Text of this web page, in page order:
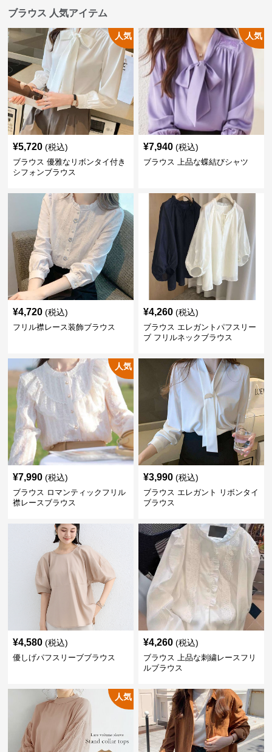
ブラウス 人気アイテム
人気
¥5,720 (税込)
ブラウス 優雅なリボンタイ付き
シフォンブラウス
人気
¥7,940 (税込)
ブラウス 上品な蝶結びシャツ
¥4,720 (税込)
フリル襟レース装飾ブラウス
¥4,260 (税込)
ブラウス エレガントパフスリー
ブ フリルネックブラウス
人気
¥7,990 (税込)
ブラウス ロマンティックフリル
襟レースブラウス
¥3,990 (税込)
ブラウス エレガント リボンタイ
ブラウス
¥4,580 (税込)
優しげパフスリーブブラウス
¥4,260 (税込)
ブラウス 上品な刺繍レースフリ
ルブラウス
人気